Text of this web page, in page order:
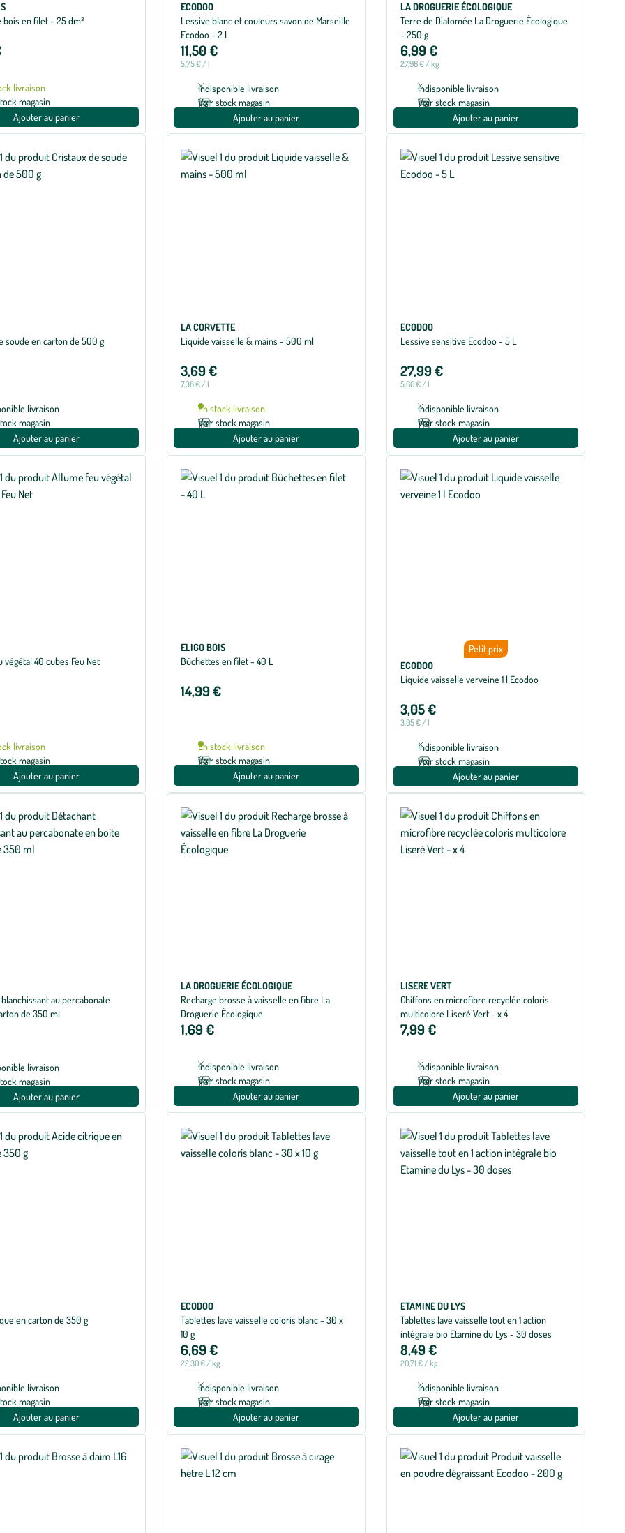
bois en filet - 25 dm³
livraison
magasin
Ajouter au panier
ECODOO
Lessive blanc et couleurs savon de Marseille
Ecodoo - 2 L
11,50 €
5,75 € / l
Indisponible livraison
Voir stock magasin
Ajouter au panier
LA DROGUERIE ÉCOLOGIQUE
Terre de Diatomée La Droguerie Écologique
- 250 g
6,99 €
27,96 € / kg
Indisponible livraison
Voir stock magasin
Ajouter au panier
soude en carton de 500 g
livraison
magasin
Ajouter au panier
LA CORVETTE
Liquide vaisselle & mains - 500 ml
3,69 €
7,38 € / l
En stock livraison
Voir stock magasin
Ajouter au panier
ECODOO
Lessive sensitive Ecodoo - 5 L
27,99 €
5,60 € / l
Indisponible livraison
Voir stock magasin
Ajouter au panier
végétal 40 cubes Feu Net
livraison
magasin
Ajouter au panier
ELIGO BOIS
Bûchettes en filet - 40 L
14,99 €
En stock livraison
Voir stock magasin
Ajouter au panier
Petit prix
ECODOO
Liquide vaisselle verveine 1 l Ecodoo
3,05 €
3,05 € / l
Indisponible livraison
Voir stock magasin
Ajouter au panier
au percabonate
de 350 ml
livraison
magasin
Ajouter au panier
LA DROGUERIE ÉCOLOGIQUE
Recharge brosse à vaisselle en fibre La
Droguerie Écologique
1,69 €
Indisponible livraison
Voir stock magasin
Ajouter au panier
LISERE VERT
Chiffons en microfibre recyclée coloris
multicolore Liseré Vert - x 4
7,99 €
Indisponible livraison
Voir stock magasin
Ajouter au panier
en carton de 350 g
livraison
magasin
Ajouter au panier
ECODOO
Tablettes lave vaisselle coloris blanc - 30 x
10 g
6,69 €
22,30 € / kg
Indisponible livraison
Voir stock magasin
Ajouter au panier
ETAMINE DU LYS
Tablettes lave vaisselle tout en 1 action
intégrale bio Etamine du Lys - 30 doses
8,49 €
20,71 € / kg
Indisponible livraison
Voir stock magasin
Ajouter au panier